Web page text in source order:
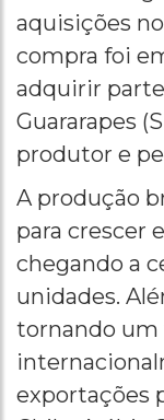
aquisições
compra foi
adquirir
Guararapes
produtor e
A produção
para crescer
chegando a
unidades.
tornando um
exportações